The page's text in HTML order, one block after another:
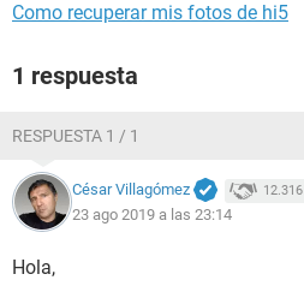
Como recuperar mis fotos de hi5
1 respuesta
RESPUESTA 1 / 1
César Villagómez 12.316
23 ago 2019 a las 23:14
Hola,